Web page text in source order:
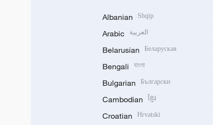
Albanian Shqip
Arabic العربية
Belarusian Беларуская
Bengali বাংলা
Bulgarian Български
Cambodian ខ្មែរ
Croatian Hrvatski